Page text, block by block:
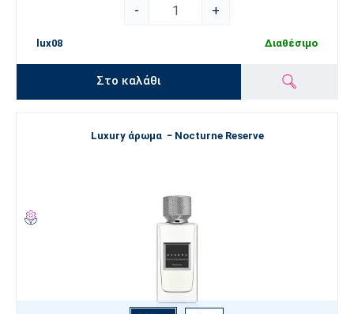
-
+
lux08 Διαθέσιμο
Στο καλάθι
Luxury άρωμα − Nocturne Reserve